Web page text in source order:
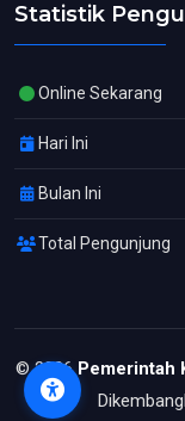
Statistik
Online Sekarang
Hari Ini
Bulan Ini
Total Pengunjung
© 2026Pemerintah